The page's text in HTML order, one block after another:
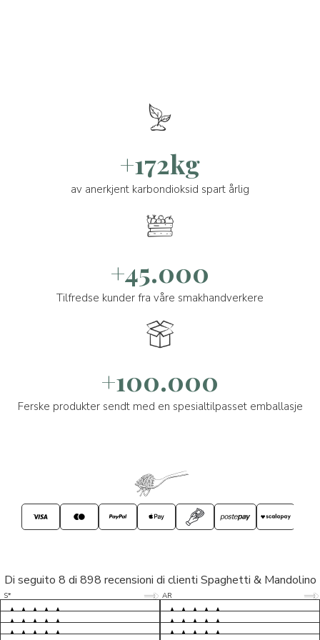
+172kg
av anerkjent karbondioksid spart årlig
+45.000
Tilfredse kunder fra våre smakhandverkere
+100.000
Ferske produkter sendt med en spesialtilpasset emballasje
Di seguito 8 di 898 recensioni di clienti Spaghetti & Mandolino
S* 5/5
Tutto ok. Consegna celere , pacco
LP 5/5
M* 5/5
MC 5/5
AR 5/5
esperienza sicuramente positiva,
D* 5/5
S* 5/5